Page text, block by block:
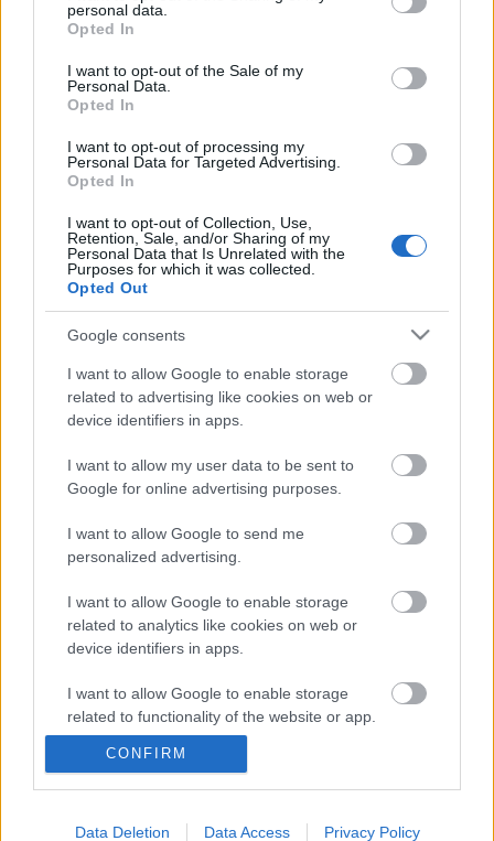
grant or deny consent to Google and its third-party tags to
use your data for below specified purposes in below Google
consent section.
personal data.
Opted In
I want to opt-out of the Sale of my
Personal Data.
Opted In
I want to opt-out of processing my
Personal Data for Targeted Advertising.
Opted In
I want to opt-out of Collection, Use,
Retention, Sale, and/or Sharing of my
Personal Data that Is Unrelated with the
Purposes for which it was collected.
Opted Out
Google consents
I want to allow Google to enable storage
related to advertising like cookies on web or
device identifiers in apps.
I want to allow my user data to be sent to
Google for online advertising purposes.
I want to allow Google to send me
personalized advertising.
I want to allow Google to enable storage
related to analytics like cookies on web or
device identifiers in apps.
I want to allow Google to enable storage
related to functionality of the website or app.
I want to allow Google to enable storage
related to personalization.
I want to allow Google to enable storage
CONFIRM
Data Deletion Data Access Privacy Policy
rekonstrukciója
A régi magyarok köntösirül - Magyar női
viselet a 16-17. században
A „hétfejű” öregember sírja
Előadás a Muhi csatáról Miskolcon -
programjánló
Szólj hozzá!
A hozzászóláshoz be kell lépned!